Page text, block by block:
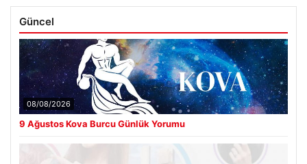
Güncel
08/08/2026
9 Ağustos Kova Burcu Günlük Yorumu